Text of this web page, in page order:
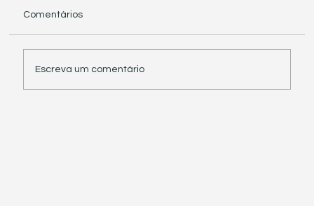
Comentários
Escreva um comentário